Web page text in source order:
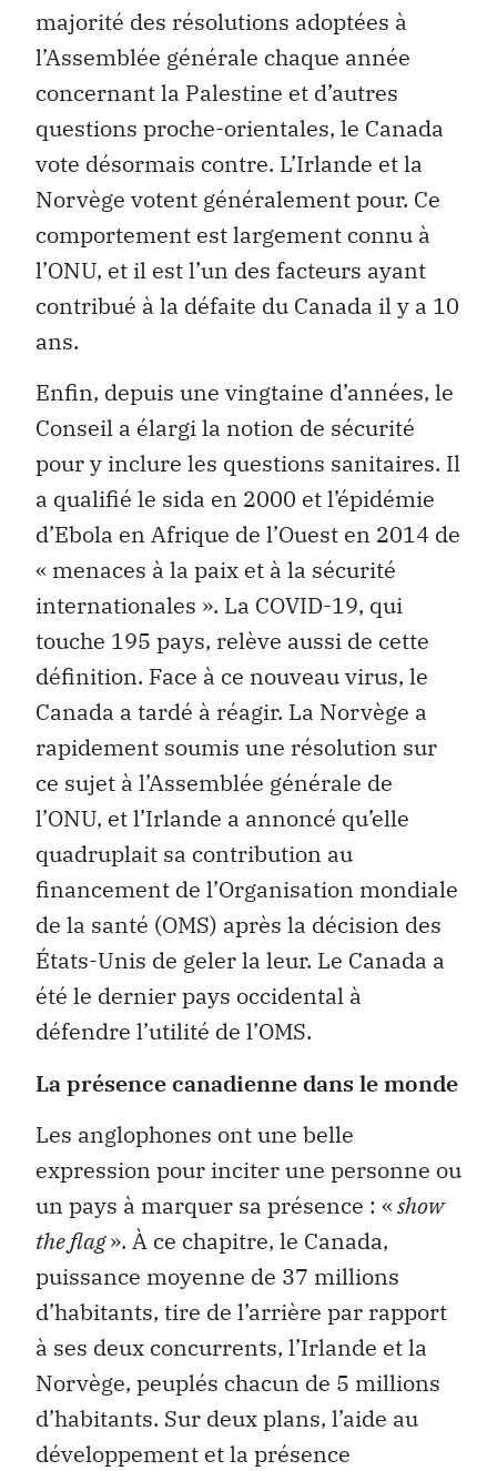
majorité des résolutions adoptées à
l’Assemblée générale chaque année
concernant la Palestine et d’autres
questions proche-orientales, le Canada
vote désormais contre. L’Irlande et la
Norvège votent généralement pour. Ce
comportement est largement connu à
l’ONU, et il est l’un des facteurs ayant
contribué à la défaite du Canada il y a 10
ans.
Enfin, depuis une vingtaine d’années, le
Conseil a élargi la notion de sécurité
pour y inclure les questions sanitaires. Il
a qualifié le sida en 2000 et l’épidémie
d’Ebola en Afrique de l’Ouest en 2014 de
« menaces à la paix et à la sécurité
internationales ». La COVID-19, qui
touche 195 pays, relève aussi de cette
définition. Face à ce nouveau virus, le
Canada a tardé à réagir. La Norvège a
rapidement soumis une résolution sur
ce sujet à l’Assemblée générale de
l’ONU, et l’Irlande a annoncé qu’elle
quadruplait sa contribution au
financement de l’Organisation mondiale
de la santé (OMS) après la décision des
États-Unis de geler la leur. Le Canada a
été le dernier pays occidental à
défendre l’utilité de l’OMS.
La présence canadienne dans le monde
Les anglophones ont une belle
expression pour inciter une personne ou
un pays à marquer sa présence : «show
the flag». À ce chapitre, le Canada,
puissance moyenne de 37 millions
d’habitants, tire de l’arrière par rapport
à ses deux concurrents, l’Irlande et la
Norvège, peuplés chacun de 5 millions
d’habitants. Sur deux plans, l’aide au
développement et la présence